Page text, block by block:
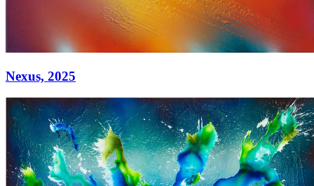
Nexus, 2025
Nexus,2025
Acryl auf Leinwand
90 × 130 cm